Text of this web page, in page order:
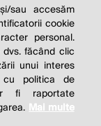
sau accesăm
cookie
personal.
făcând clic
unui interes
politica de
fi raportate
Mai multe